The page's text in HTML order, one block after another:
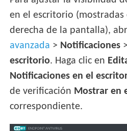
en el escritorio
derecha de la pantalla),
avanzada > Notificaciones >
escritorio. Haga clic en
Notificaciones en el
de verificación Mostrar en
correspondiente.